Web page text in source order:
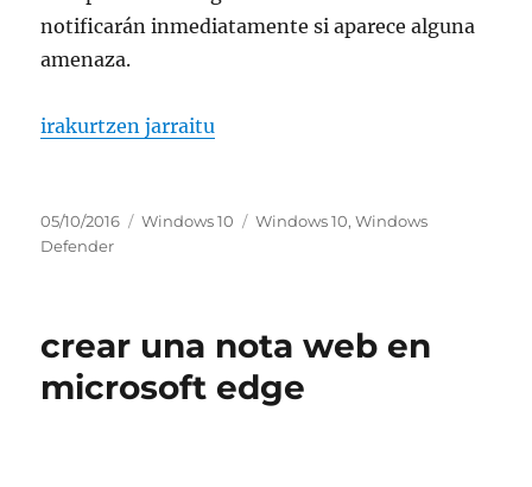
notificarán inmediatamente si aparece alguna
amenaza.
“analizar un elemento con windows defender”
irakurtzen jarraitu
Argitaratze-
data
05/10/2016 Kategoriak
Windows 10 Etiketak
Windows 10,Windows
Defender
crear una nota web en
microsoft edge